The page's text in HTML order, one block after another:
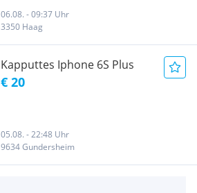
06.08. - 09:37 Uhr
3350 Haag
Kapputtes Iphone 6S Plus
€ 20
05.08. - 22:48 Uhr
9634 Gundersheim